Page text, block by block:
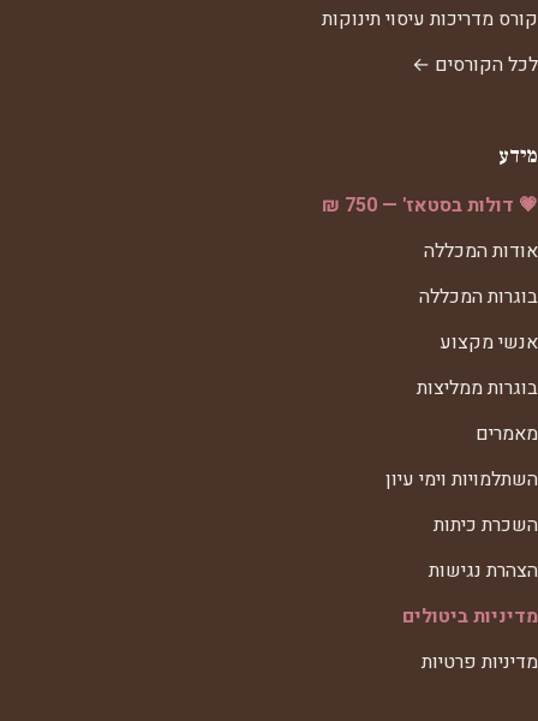
קורס מדריכות עיסוי תינוקות
לכל הקורסים ←
מידע
💗 דולות בסטאז' — 750 ₪
אודות המכללה
בוגרות המכללה
אנשי מקצוע
בוגרות ממליצות
מאמרים
השתלמויות וימי עיון
השכרת כיתות
הצהרת נגישות
מדיניות ביטולים
מדיניות פרטיות